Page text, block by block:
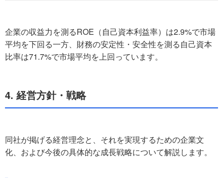
企業の収益力を測るROE（自己資本利益率）は2.9%で市場
平均を下回る一方、財務の安定性・安全性を測る自己資本
比率は71.7%で市場平均を上回っています。
4. 経営方針・戦略
同社が掲げる経営理念と、それを実現するための企業文
化、および今後の具体的な成長戦略について解説します。